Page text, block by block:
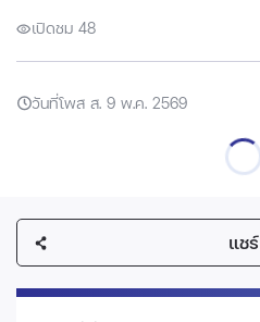
เปิดชม 48
วันที่โพส ส. 9 พ.ค. 2569
แชร์